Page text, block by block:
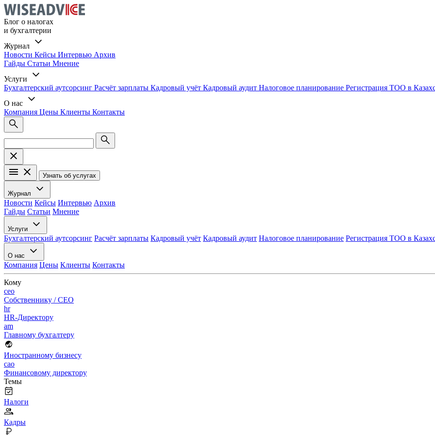
Блог о налогах
и бухгалтерии
Журнал
Новости Кейсы Интервью Архив
Гайды Статьи Мнение
Услуги
Бухгалтерский аутсорсинг Расчёт зарплаты Кадровый учёт Кадровый аудит Налоговое планирование Регистрация ТОО в
О нас
Компания Цены Клиенты Контакты
Узнать об услугах
Журнал
Новости Кейсы Интервью Архив
Гайды Статьи Мнение
Услуги
Бухгалтерский аутсорсинг Расчёт зарплаты Кадровый учёт Кадровый аудит Налоговое планирование Регистрация ТОО в
О нас
Компания Цены Клиенты Контакты
Кому
ceo
Собственнику / CEO
hr
HR-Директору
am
Главному бухгалтеру
Иностранному бизнесу
cao
Финансовому директору
Темы
Налоги
Кадры